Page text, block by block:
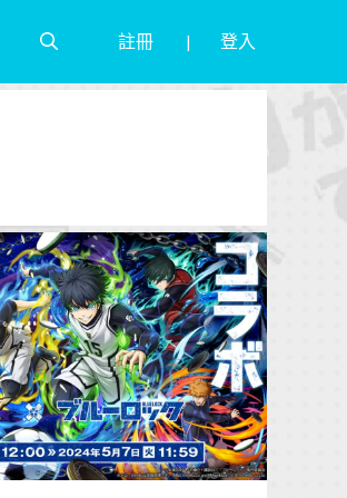
註冊 登入